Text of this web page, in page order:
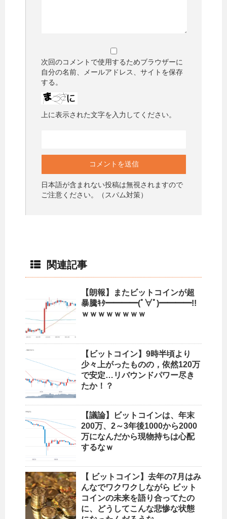
次回のコメントで使用するためブラウザーに
自分の名前、メールアドレス、サイトを保存
する。
上に表示された文字を入力してください。
日本語が含まれない投稿は無視されますので
ご注意ください。（スパム対策）
関連記事
【朗報】またビットコインが超
暴騰ｷﾀ━━━━(ﾟ∀ﾟ)━━━━!!
ｗｗｗｗｗｗｗｗ
【ビットコイン】9時半頃より
少々上がったものの，依然120万
で安定…リバウンドパワー尽き
たか！？
【議論】ビットコインは、年末
200万、2～3年後1000から2000
万になんだから現物持ちは心配
するなｗ
【 ビットコイン】去年の7月はみ
んなでワクワクしながら ビット
コインの未来を語り合ってたの
に、どうしてこんな悲惨な状態